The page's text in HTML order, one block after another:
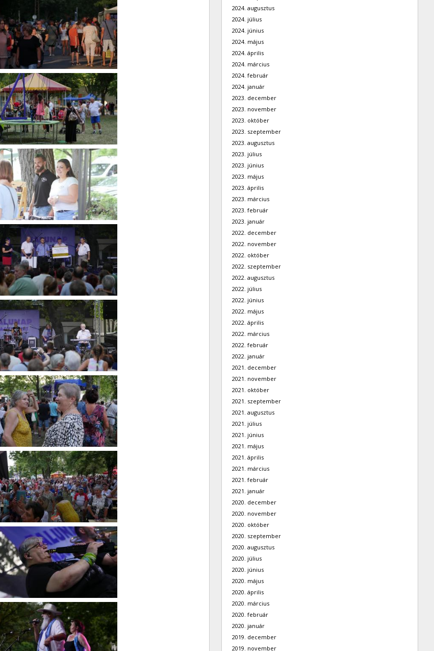
2024. augusztus
2024. július
2024. június
2024. május
2024. április
2024. március
2024. február
2024. január
2023. december
2023. november
2023. október
2023. szeptember
2023. augusztus
2023. július
2023. június
2023. május
2023. április
2023. március
2023. február
2023. január
2022. december
2022. november
2022. október
2022. szeptember
2022. augusztus
2022. július
2022. június
2022. május
2022. április
2022. március
2022. február
2022. január
2021. december
2021. november
2021. október
2021. szeptember
2021. augusztus
2021. július
2021. június
2021. május
2021. április
2021. március
2021. február
2021. január
2020. december
2020. november
2020. október
2020. szeptember
2020. augusztus
2020. július
2020. június
2020. május
2020. április
2020. március
2020. február
2020. január
2019. december
2019. november